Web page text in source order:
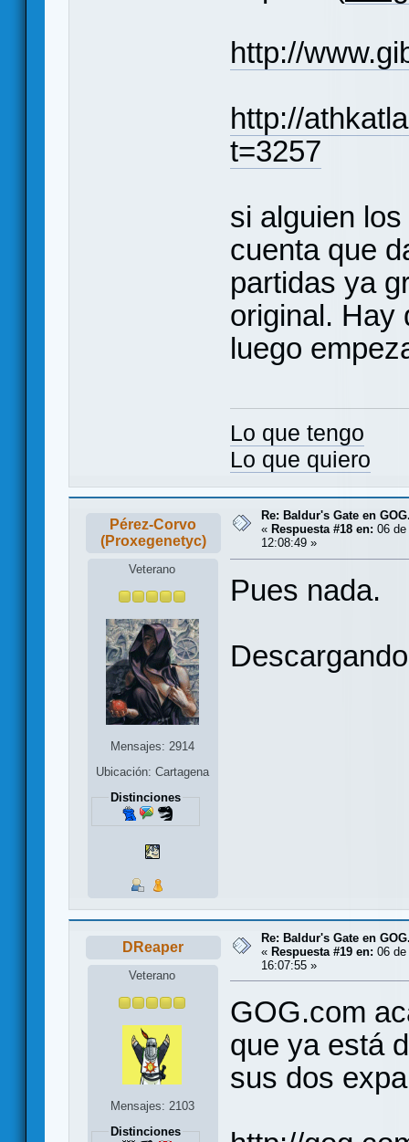
http://
http://
t=3257
si alguien
cuenta que
partidas ya
original. Hay
luego
Lo que tengo
Lo que quiero
Pérez-Corvo
(Proxegenetyc)
Veterano
Mensajes: 2914
Ubicación: Cartagena
Distinciones
Re: Baldur's Gate en
« Respuesta #18 en: 06
12:08:49 »
Pues nada.
DReaper
Veterano
Mensajes: 2103
Distinciones
Re: Baldur's Gate en
« Respuesta #19 en: 06
16:07:55 »
GOG.com
que ya está
sus dos